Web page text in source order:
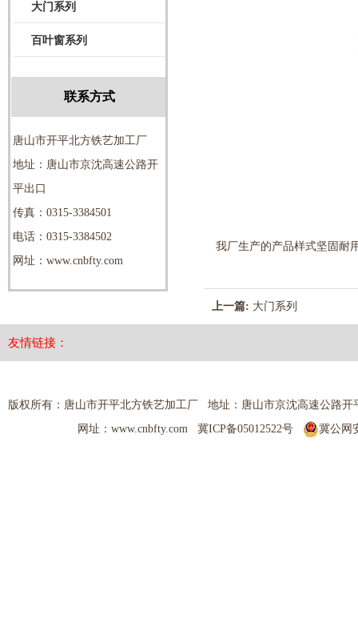
我厂生产的产品样式坚固耐
上一篇: 大门系列
大门系列
百叶窗系列
联系方式
唐山市开平北方铁艺加工厂
地址：唐山市京沈高速公路开
平出口
传真：0315-3384501
电话：0315-3384502
网址：www.cnbfty.com
友情链接：
版权所有：唐山市开平北方铁艺加工厂 地址：唐山市京沈高速公路
网址：www.cnbfty.com 冀ICP备05012522号 冀公网